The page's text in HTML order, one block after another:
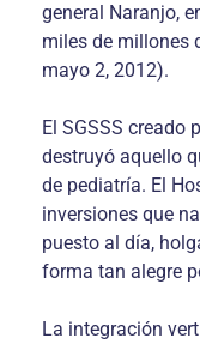
general Naranjo,
miles de millones
mayo 2, 2012).
El SGSSS creado
destruyó aquello
de pediatría. El
inversiones que
puesto al día,
forma tan alegre
La integración